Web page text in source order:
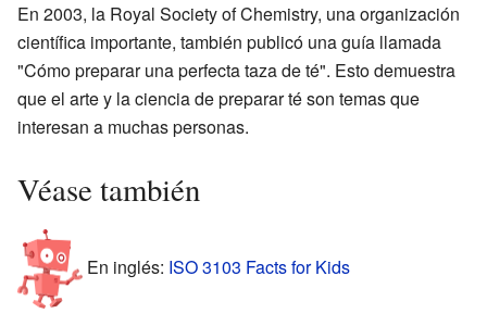
En 2003, la Royal Society of Chemistry, una organización
científica importante, también publicó una guía llamada
"Cómo preparar una perfecta taza de té". Esto demuestra
que el arte y la ciencia de preparar té son temas que
interesan a muchas personas.
Véase también
En inglés: ISO 3103 Facts for Kids